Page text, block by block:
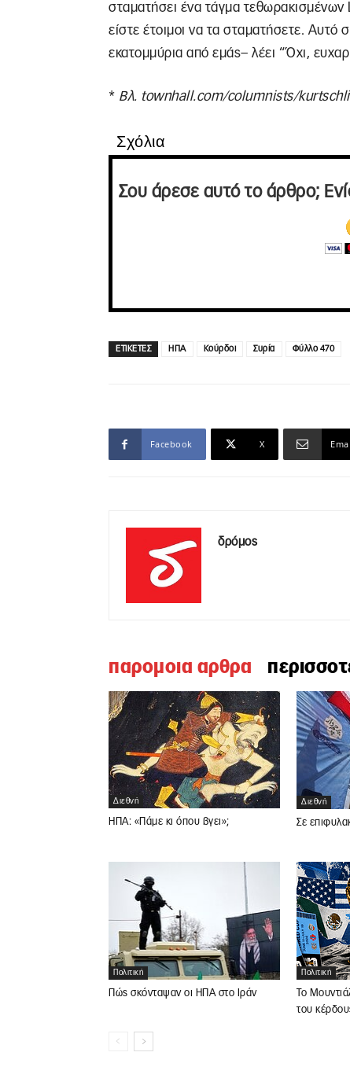
σταματήσει ένα τάγμα
είστε έτοιμοι να τα σταματήσετε. Αυτό
εκατομμύρια από εμάς– λέει “Όχι,
* Βλ. townhall.com/columnists/
Σχόλια
Σου άρεσε αυτό το άρθρο;
ΕΤΙΚΕΤΕΣ ΗΠΑ Κούρδοι Συρία Φύλλο 470
Facebook X
δρόμος
παρομοια αρθρα
Διεθνή
ΗΠΑ: «Πάμε κι όπου βγει»;
Διεθνή
Σε
Πολιτική
Πώς σκόνταψαν οι ΗΠΑ στο Ιράν
Πολιτική
Το
του